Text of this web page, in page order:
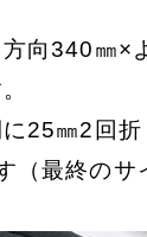
向340㎜×
25㎜2回
（最終の